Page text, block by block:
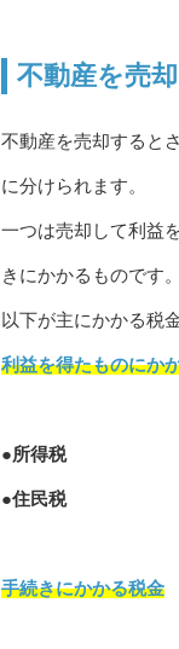
不動産を売
不動産を売却すると
に分けられます。
一つは売却して利益
きにかかるものです。
以下が主にかかる税
利益を得たものにか
●所得税
●住民税
手続きにかかる税金